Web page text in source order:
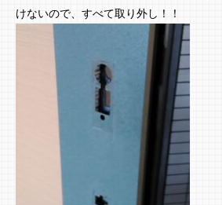
けないので、すべて取り外し！！